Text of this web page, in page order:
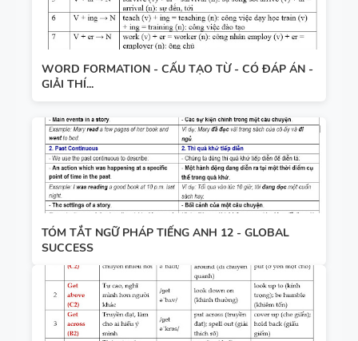
WORD FORMATION - CẤU TẠO TỪ - CÓ ĐÁP ÁN -
GIẢI THÍ...
TÓM TẮT NGỮ PHÁP TIẾNG ANH 12 - GLOBAL
SUCCESS